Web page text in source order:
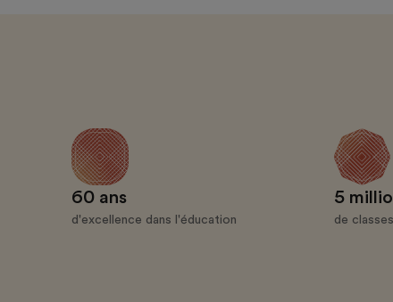
60 ans
d'excellence dans l'éducation
5
de